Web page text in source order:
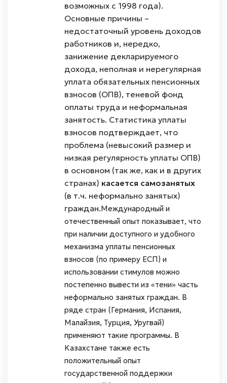
возможных с 1998 года).
Основные причины –
недостаточный уровень доходов
работников и, нередко,
занижение декларируемого
дохода, неполная и нерегулярная
уплата обязательных пенсионных
взносов (ОПВ), теневой фонд
оплаты труда и неформальная
занятость. Статистика уплаты
взносов подтверждает, что
проблема (невысокий размер и
низкая регулярность уплаты ОПВ)
в основном (так же, как и в других
странах) касается самозанятых
(в т.ч. неформально занятых)
граждан.Международный и
отечественный опыт показывает, что
при наличии доступного и удобного
механизма уплаты пенсионных
взносов (по примеру ЕСП) и
использовании стимулов можно
постепенно вывести из «тени» часть
неформально занятых граждан. В
ряде стран (Германия, Испания,
Малайзия, Турция, Уругвай)
применяют такие программы. В
Казахстане также есть
положительный опыт
государственной поддержки